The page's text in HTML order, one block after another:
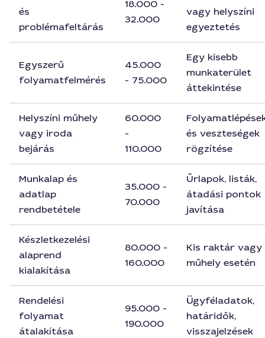
és
problémafeltárás
18.000 -
32.000
vagy helyszíni
egyeztetés
Egyszerű
folyamatfelmérés
45.000
- 75.000
Egy kisebb
munkaterület
áttekintése
Helyszíni műhely
vagy iroda
bejárás
60.000
-
110.000
és veszteségek
rögzítése
Munkalap és
adatlap
rendbetétele
35.000 -
70.000
Űrlapok, listák,
átadási pontok
javítása
Készletkezelési
alaprend
kialakítása
80.000 -
160.000
Kis raktár vagy
műhely esetén
Rendelési
folyamat
átalakítása
95.000 -
190.000
Ügyféladatok,
határidők,
visszajelzések